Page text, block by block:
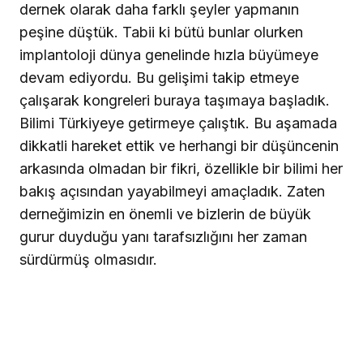
dernek olarak daha farklı şeyler yapmanın
peşine düştük. Tabii ki bütü bunlar olurken
implantoloji dünya genelinde hızla büyümeye
devam ediyordu. Bu gelişimi takip etmeye
çalışarak kongreleri buraya taşımaya başladık.
Bilimi Türkiyeye getirmeye çalıştık. Bu aşamada
dikkatli hareket ettik ve herhangi bir düşüncenin
arkasında olmadan bir fikri, özellikle bir bilimi her
bakış açısından yayabilmeyi amaçladık. Zaten
derneğimizin en önemli ve bizlerin de büyük
gurur duyduğu yanı tarafsızlığını her zaman
sürdürmüş olmasıdır.